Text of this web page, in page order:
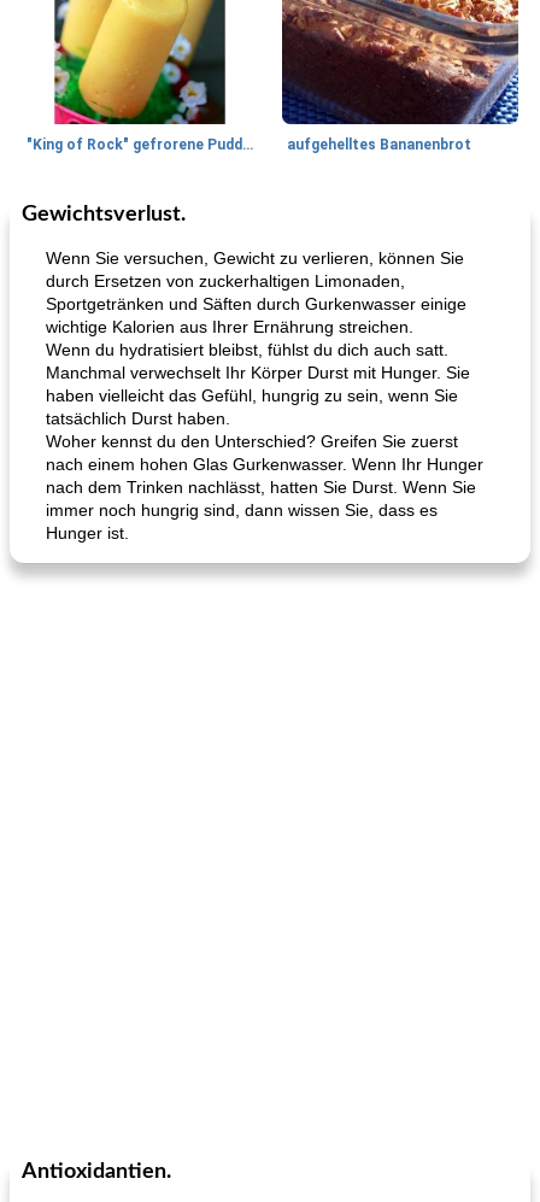
"King of Rock" gefrorene Pudding Pops aufgehelltes Bananenbrot
Mittagessen / Snacks
Hühnchen, Süßkartoffelsuppe
Gewichtsverlust.
Wenn Sie versuchen, Gewicht zu verlieren, können Sie
durch Ersetzen von zuckerhaltigen Limonaden,
Sportgetränken und Säften durch Gurkenwasser einige
wichtige Kalorien aus Ihrer Ernährung streichen.
Wenn du hydratisiert bleibst, fühlst du dich auch satt.
Manchmal verwechselt Ihr Körper Durst mit Hunger. Sie
haben vielleicht das Gefühl, hungrig zu sein, wenn Sie
tatsächlich Durst haben.
Woher kennst du den Unterschied? Greifen Sie zuerst
nach einem hohen Glas Gurkenwasser. Wenn Ihr Hunger
nach dem Trinken nachlässt, hatten Sie Durst. Wenn Sie
immer noch hungrig sind, dann wissen Sie, dass es
Hunger ist.
Antioxidantien.